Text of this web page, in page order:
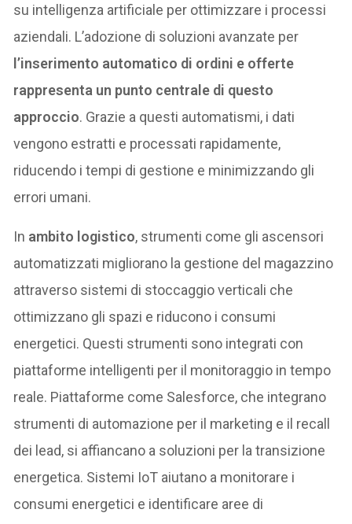
su intelligenza artificiale per ottimizzare i processi
aziendali. L’adozione di soluzioni avanzate per
l’inserimento automatico di ordini e offerte
rappresenta un punto centrale di questo
approccio. Grazie a questi automatismi, i dati
vengono estratti e processati rapidamente,
riducendo i tempi di gestione e minimizzando gli
errori umani.
In ambito logistico, strumenti come gli ascensori
automatizzati migliorano la gestione del magazzino
attraverso sistemi di stoccaggio verticali che
ottimizzano gli spazi e riducono i consumi
energetici. Questi strumenti sono integrati con
piattaforme intelligenti per il monitoraggio in tempo
reale. Piattaforme come Salesforce, che integrano
strumenti di automazione per il marketing e il recall
dei lead, si affiancano a soluzioni per la transizione
energetica. Sistemi IoT aiutano a monitorare i
consumi energetici e identificare aree di